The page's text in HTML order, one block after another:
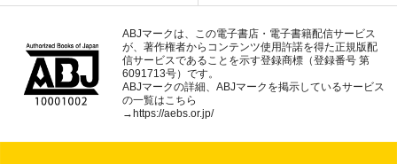
ABJマークは、この電子書店・電子書籍配信サービス
が、著作権者からコンテンツ使用許諾を得た正規版配
信サービスであることを示す登録商標（登録番号 第
6091713号）です。
ABJマークの詳細、ABJマークを掲示しているサービス
の一覧はこちら
→ https://aebs.or.jp/